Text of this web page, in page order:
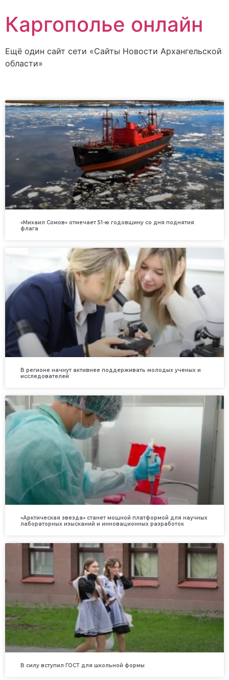
Каргополье онлайн
Ещё один сайт сети «Сайты Новости Архангельской
области»
«Михаил Сомов» отмечает 51-ю годовщину со дня поднятия
флага
В регионе начнут активнее поддерживать молодых ученых и
исследователей
«Арктическая звезда» станет мощной платформой для научных
лабораторных изысканий и инновационных разработок
В силу вступил ГОСТ для школьной формы